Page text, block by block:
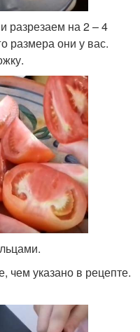
разрезаем на 2 – 4
размера они у вас.
чем указано в рецепте.